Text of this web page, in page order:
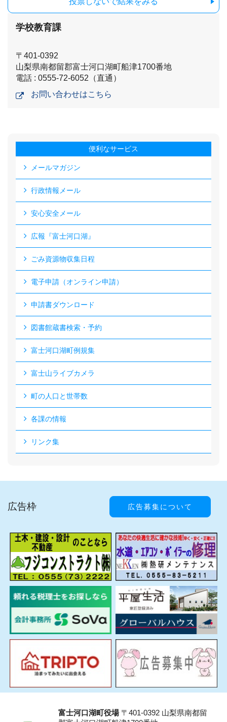
学校教育課
〒401-0392
山梨県南都留郡富士河口湖町船津1700番地
電話 : 0555-72-6052（直通）
お問い合わせはこちら
便利なサービス
メールマガジン
行政情報メール
安心安全メール
広報『富士河口湖』
ごみ資源物収集日程
電子申請（オンライン申請）
申請書ダウンロード
図書館蔵書検索・予約
富士河口湖町例規集
富士山ライブカメラ
町の人口と世帯数
各課の情報
リンク集
広告枠 広告募集について
富士河口湖町役場〒401-0392 山梨県南都留